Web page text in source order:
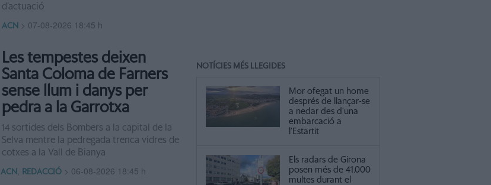
d’actuació
ACN > 07-08-2026 18:45 h
Les tempestes deixen
Santa Coloma de Farners
sense llum i danys per
pedra a la Garrotxa
14 sortides dels Bombers a la capital de la
Selva mentre la pedregada trenca vidres de
cotxes a la Vall de Bianya
ACN , REDACCIÓ > 06-08-2026 18:45 h
NOTÍCIES MÉS LLEGIDES
Mor ofegat un home
després de llançar-se
a nedar des d’una
embarcació a
l’Estartit
Els radars de Girona
posen més de 41.000
multes durant el